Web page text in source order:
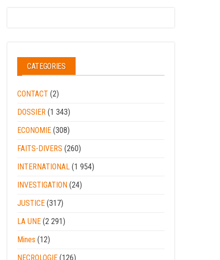
CATEGORIES
CONTACT (2)
DOSSIER (1 343)
ECONOMIE (308)
FAITS-DIVERS (260)
INTERNATIONAL (1 954)
INVESTIGATION (24)
JUSTICE (317)
LA UNE (2 291)
Mines (12)
NECROLOGIE (126)